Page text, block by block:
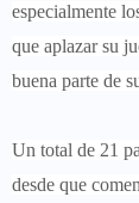
especialmente
que aplazar su
buena parte de
Un total de 21
desde que